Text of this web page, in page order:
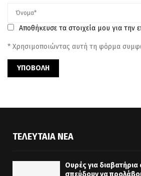
Αποθήκευσε τα στοιχεία μου για
* Χρησιμοποιώντας αυτή τη φόρμα
ΤΕΛΕΥΤΑΊΑ ΝΈΑ
Ουρές για διαβατήρια
σπεύδουν να